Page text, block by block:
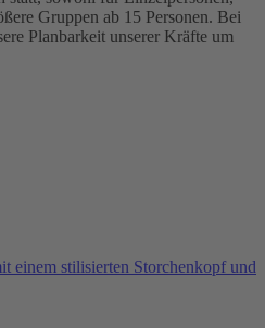
Gruppen ab 15 Personen. Bei
Planbarkeit unserer Kräfte um